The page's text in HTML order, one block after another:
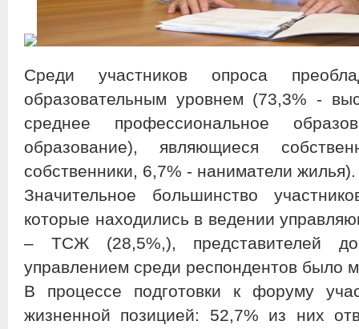
Среди участников опроса
образовательным уровнем (73,3% -
среднее профессиональное
образование), являющиеся
собственники, 6,7% - наниматели жилья).
Значительное большинство
которые находились в ведении
– ТСЖ (28,5%,), представителей
управлением среди респондентов было
В процессе подготовки к форуму
жизненной позицией: 52,7% из них